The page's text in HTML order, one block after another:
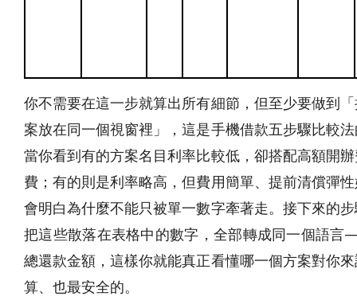
你不需要在這一步就算出所有細節，但至少要做到
案放在同一個視窗裡」，這是手機借款五步驟比較
當你看到有的方案名目利率比較低，卻搭配高額開
費；有的則是利率略高，但費用簡單、提前清償彈
會明白為什麼不能只被單一數字牽著走。接下來的
把這些散落在表格中的數字，全部轉成同一個語言
總還款金額，這樣你就能真正看懂哪一個方案對你
算、也最安全的。